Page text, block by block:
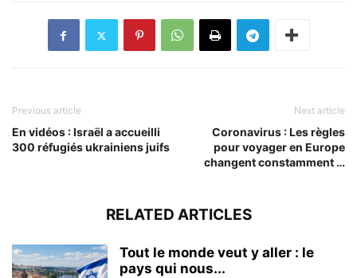
Previous article
En vidéos : Israël a accueilli
300 réfugiés ukrainiens juifs
Next article
Coronavirus : Les règles
pour voyager en Europe
changent constamment …
RELATED ARTICLES
Tout le monde veut y aller : le
pays qui nous...